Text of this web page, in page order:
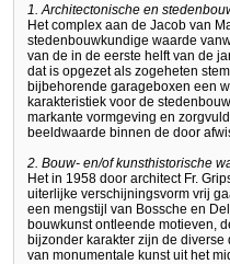
1. Architectonische en
Het complex aan de Jacob van
stedenbouwkundige waarde
van de in de eerste helft van de
dat is opgezet als zogeheten
bijbehorende garageboxen een
karakteristiek voor de
markante vormgeving en
beeldwaarde binnen de door
2. Bouw- en/of kunsthistorische
Het in 1958 door architect Fr.
uiterlijke verschijningsvorm vrij
een mengstijl van Bossche en
bouwkunst ontleende motieven,
bijzonder karakter zijn de
van monumentale kunst uit het